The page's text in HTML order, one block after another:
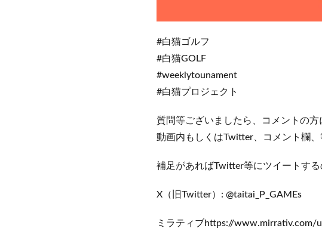
#白猫ゴルフ
#白猫GOLF
#weeklytounament
#白猫プロジェクト
質問等ございましたら、コメントの方
動画内もしくはTwitter、コメント欄、
補足があればTwitter等にツイートす
X（旧Twitter）: @taitai_P_GAMEs
ミラティブhttps://www.mirrativ.com/